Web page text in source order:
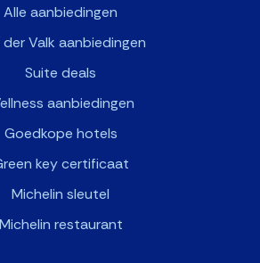
Alle aanbiedingen
der Valk aanbiedingen
Suite deals
aanbiedingen
Goedkope hotels
key certificaat
Michelin sleutel
Michelin restaurant